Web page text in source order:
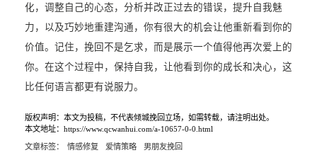
化，调整自己的心态，分析并改正过去的错误，提升自我魅
力，以及巧妙地重建沟通，你有很大的机会让他重新看到你的
价值。记住，挽回不是乞求，而是展示一个值得他再次爱上的
你。在这个过程中，保持自我，让他看到你的成长和决心，这
比任何语言都更有说服力。
版权声明：本文为投稿，不代表倾城挽回立场，如需转载，请注明出处。
本文地址：https://www.qcwanhui.com/a-10657-0-0.html
文章标签： 情感修复 爱情策略 男朋友挽回